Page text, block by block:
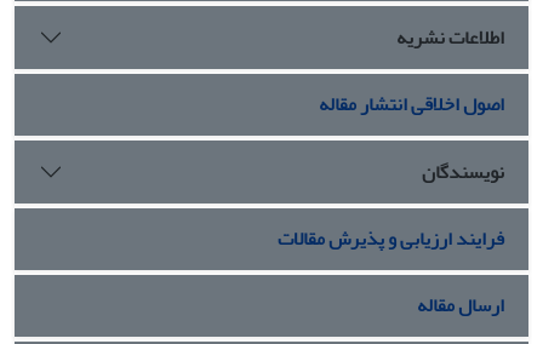
اطلاعات نشریه
اصول اخلاقی انتشار مقاله
نویسندگان
فرایند ارزیابی و پذیرش مقالات
ارسال مقاله